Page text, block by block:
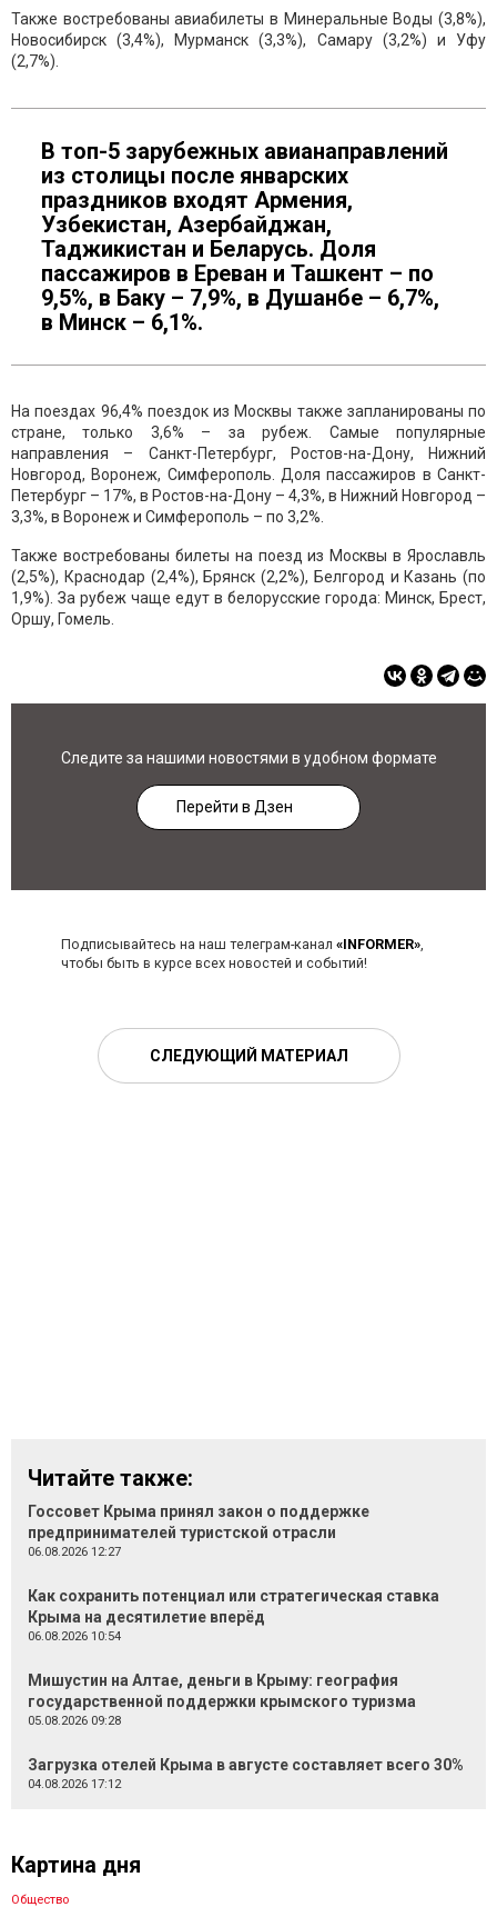
Также востребованы авиабилеты в Минеральные Воды (3,8%),
Новосибирск (3,4%), Мурманск (3,3%), Самару (3,2%) и Уфу
(2,7%).
В топ-5 зарубежных авианаправлений
из столицы после январских
праздников входят Армения,
Узбекистан, Азербайджан,
Таджикистан и Беларусь. Доля
пассажиров в Ереван и Ташкент – по
9,5%, в Баку – 7,9%, в Душанбе – 6,7%,
в Минск – 6,1%.
На поездах 96,4% поездок из Москвы также запланированы по
стране, только 3,6% – за рубеж. Самые популярные
направления – Санкт-Петербург, Ростов-на-Дону, Нижний
Новгород, Воронеж, Симферополь. Доля пассажиров в Санкт-
Петербург – 17%, в Ростов-на-Дону – 4,3%, в Нижний Новгород –
3,3%, в Воронеж и Симферополь – по 3,2%.
Также востребованы билеты на поезд из Москвы в Ярославль
(2,5%), Краснодар (2,4%), Брянск (2,2%), Белгород и Казань (по
1,9%). За рубеж чаще едут в белорусские города: Минск, Брест,
Оршу, Гомель.
Следите за нашими новостями в удобном формате
Перейти в Дзен
Подписывайтесь на наш телеграм-канал «INFORMER»,
чтобы быть в курсе всех новостей и событий!
СЛЕДУЮЩИЙ МАТЕРИАЛ
Читайте также:
Госсовет Крыма принял закон о поддержке
предпринимателей туристской отрасли
06.08.2026 12:27
Как сохранить потенциал или стратегическая ставка
Крыма на десятилетие вперёд
06.08.2026 10:54
Мишустин на Алтае, деньги в Крыму: география
государственной поддержки крымского туризма
05.08.2026 09:28
Загрузка отелей Крыма в августе составляет всего 30%
04.08.2026 17:12
Картина дня
Общество